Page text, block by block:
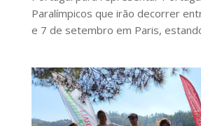
Paralímpicos que irão decorrer
e 7 de setembro em Paris,